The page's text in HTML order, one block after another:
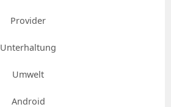
Provider
Unterhaltung
Umwelt
Android